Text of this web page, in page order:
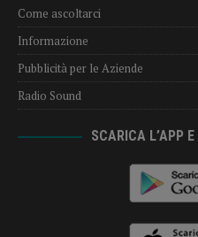
Come ascoltarci
Informazione
Pubblicità per le Aziende
Radio Sound
SCARICA L’APP